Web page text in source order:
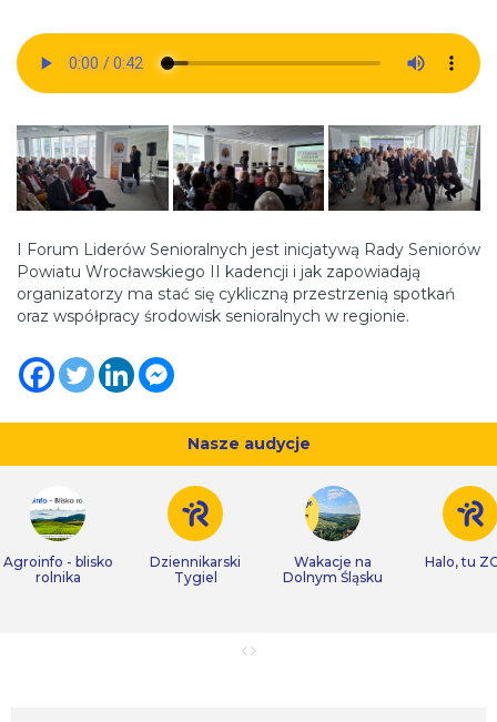
I Forum Liderów Senioralnych jest inicjatywą Rady Seniorów
Powiatu Wrocławskiego II kadencji i jak zapowiadają
organizatorzy ma stać się cykliczną przestrzenią spotkań
oraz współpracy środowisk senioralnych w regionie.
Nasze audycje
Agroinfo - blisko
rolnika
Dziennikarski
Tygiel
Wakacje na
Dolnym Śląsku
Halo, tu